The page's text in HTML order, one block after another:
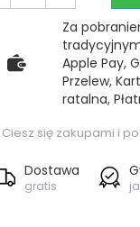
Za
Apple Pay,
Przelew,
ratalna,
Ciesz się zakupami i
Dostawa
gratis